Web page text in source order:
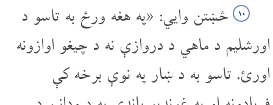
۱۰ څښتن وایي: «په هغه ورځ به تاسو د
اورشلیم د ماهي د دروازې نه د چیغو اوازونه
اورئ. تاسو به د ښار په نوې برخه کې